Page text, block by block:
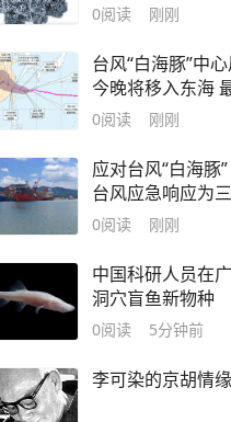
0阅读 刚刚
台风“白海豚”中心
今晚将移入东海
0阅读 刚刚
应对台风“白海豚
台风应急响应为
0阅读 刚刚
中国科研人员在
洞穴盲鱼新物种
0阅读 5分钟前
李可染的京胡情缘